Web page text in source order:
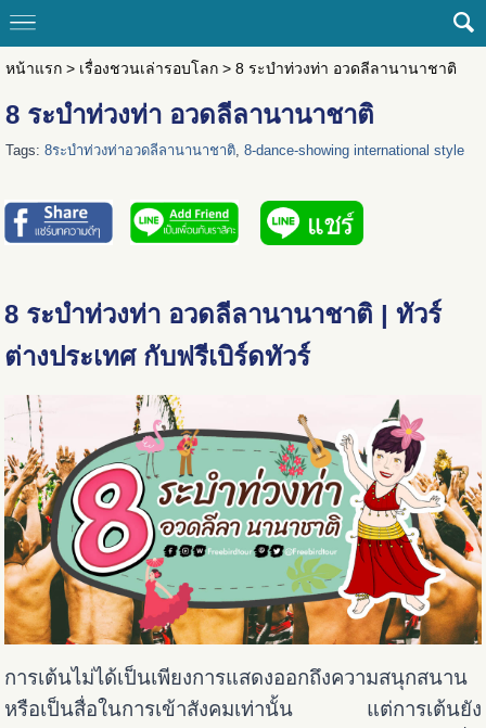
หน้าแรก> เรื่องชวนเล่ารอบโลก> 8 ระบำท่วงท่า อวดลีลานานาชาติ
8 ระบำท่วงท่า อวดลีลานานาชาติ
Tags: 8ระบำท่วงท่าอวดลีลานานาชาติ, 8-dance-showing international style
8 ระบำท่วงท่า อวดลีลานานาชาติ | ทัวร์
ต่างประเทศ กับฟรีเบิร์ดทัวร์
การเต้นไม่ได้เป็นเพียงการแสดงออกถึงความสนุกสนาน
หรือเป็นสื่อในการเข้าสังคมเท่านั้น แต่การเต้นยัง